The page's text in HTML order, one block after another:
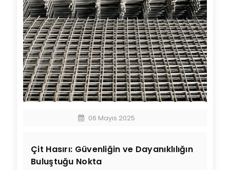
06 Mayıs 2025
Çit Hasırı: Güvenliğin ve Dayanıklılığın
Buluştuğu Nokta